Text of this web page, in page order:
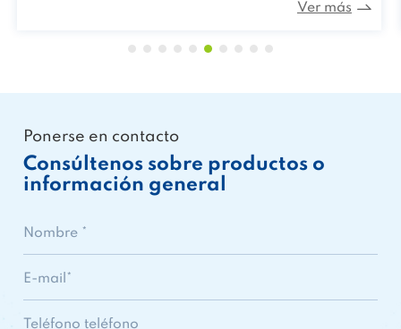
Ver más
Ponerse en contacto
Consúltenos sobre productos o
información general